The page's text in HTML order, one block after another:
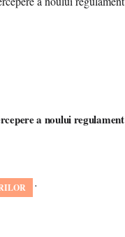
a noului regulament